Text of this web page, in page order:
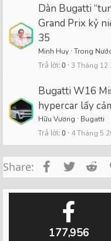
Dàn Bugatti
Grand Prix kỷ
35
Minh Huy Trong
Trả lời 0 3 Tháng 12
Bugatti W16
hypercar lấy
Hữu Vương Bugatti
Trả lời 0 4 Tháng 5
Share: FacebookTwitter
177,956